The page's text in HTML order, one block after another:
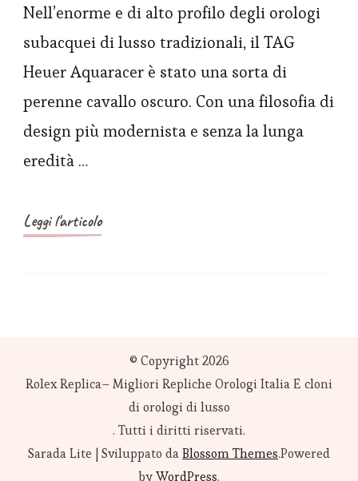
Heuer
Replica
serie
di
Nell’enorme e di alto profilo degli orologi
subacquei di lusso tradizionali, il TAG
Heuer Aquaracer è stato una sorta di
perenne cavallo oscuro. Con una filosofia di
design più modernista e senza la lunga
eredità …
Leggi l'articolo
© Copyright 2026
Rolex Replica– Migliori Repliche Orologi Italia E cloni
di orologi di lusso
. Tutti i diritti riservati.
Sarada Lite | Sviluppato daBlossom Themes.Powered
byWordPress.